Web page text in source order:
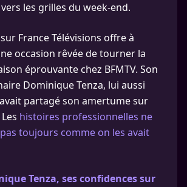
les grilles du week-end.
France Télévisions offre à
occasion rêvée de tourner la
éprouvante chez BFMTV. Son
Dominique Tenza, lui aussi
partagé son amertume sur
histoires professionnelles ne
toujours comme on les avait
Tenza, ses confidences sur